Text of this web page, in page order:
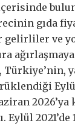
gıda
gelirliler ve
Türkiye’nin,
Eylül
2026’ya
Eylül